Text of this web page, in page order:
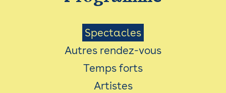
INFOS PRATIQUES
AVEC LES PUBLICS
ACCESSIBILITÉ
LES PRODUCTIONS
Menu
Saison
Spectacles
Autres rendez-vous
Temps forts
Artistes